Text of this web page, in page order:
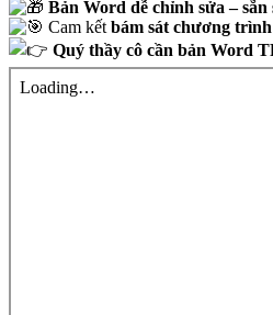
Bản Word dễ chỉnh sửa –
Cam kết bám sát chương
Quý thầy cô cần bản Word